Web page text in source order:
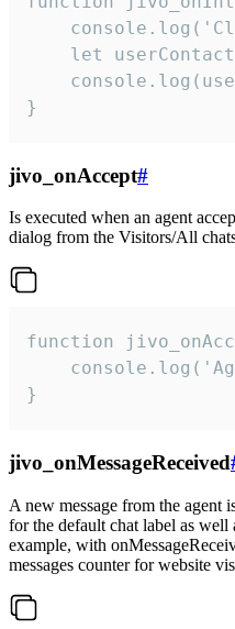
let
}
jivo_onAccept#
Is executed when an agent
dialog from the Visitors/All
function
}
jivo_onMessageReceived
A new message from the agent
for the default chat label as
example, with
messages counter for website